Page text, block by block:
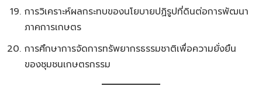
การวิเคราะห์ผลกระทบของนโยบายปฏิรูปที่ดินต่อการพัฒนา
ภาคการเกษตร
การศึกษาการจัดการทรัพยากรธรรมชาติเพื่อความยั่งยืน
ของชุมชนเกษตรกรรม